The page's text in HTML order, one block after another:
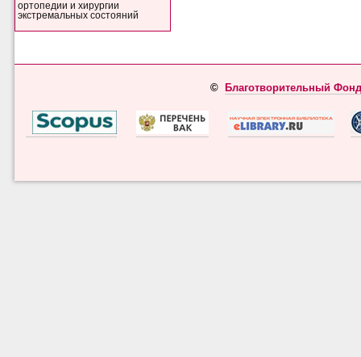
ортопедии и хирургии
экстремальных состояний
© Благотворительный